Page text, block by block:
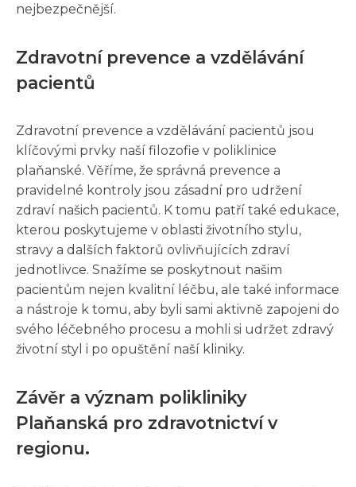
nejbezpečnější.
Zdravotní prevence a vzdělávání
pacientů
Zdravotní prevence a vzdělávání pacientů jsou
klíčovými prvky naší filozofie v poliklinice
plaňanské. Věříme, že správná prevence a
pravidelné kontroly jsou zásadní pro udržení
zdraví našich pacientů. K tomu patří také edukace,
kterou poskytujeme v oblasti životního stylu,
stravy a dalších faktorů ovlivňujících zdraví
jednotlivce. Snažíme se poskytnout našim
pacientům nejen kvalitní léčbu, ale také informace
a nástroje k tomu, aby byli sami aktivně zapojeni do
svého léčebného procesu a mohli si udržet zdravý
životní styl i po opuštění naší kliniky.
Závěr a význam polikliniky
Plaňanská pro zdravotnictví v
regionu.